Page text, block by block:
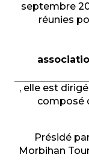
septembre
réunies
, elle est
composé
Présidé
Morbihan